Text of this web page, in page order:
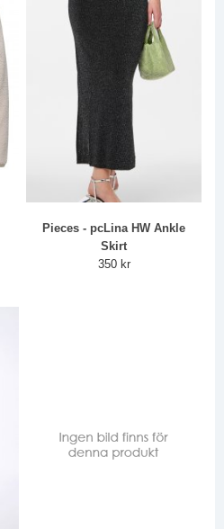
Pieces - pcLina HW Ankle
Skirt
350 kr